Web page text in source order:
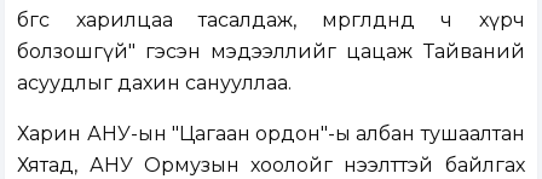
бөгөөс харилцаа тасалдаж, мөргөлдөөнд ч хүрч
болзошгүй" гэсэн мэдээллийг цацаж Тайваний
асуудлыг дахин санууллаа.
Харин АНУ-ын "Цагаан ордон"-ы албан тушаалтан
Хятад, АНУ Ормузын хоолойг нээлттэй байлгах